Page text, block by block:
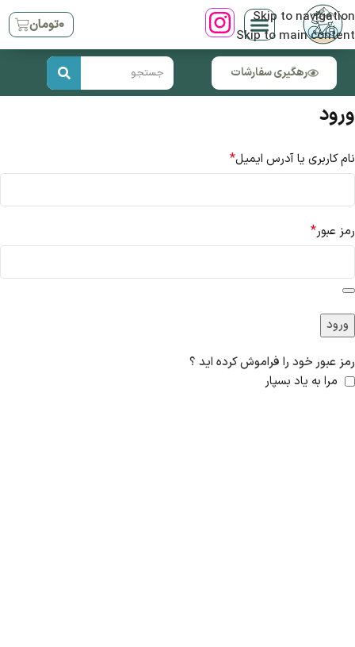
Skip to navigation
Skip to main content
۰تومان
رهگیری سفارشات
ورود
نام کاربری یا آدرس ایمیل*
رمز عبور*
ورود
رمز عبور خود را فراموش کرده اید ؟
مرا به یاد بسپار